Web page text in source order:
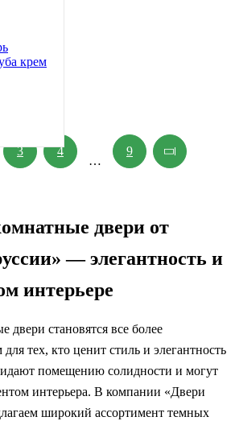
крем
3 4
…
9
двери от
— элегантность и
интерьере
становятся все более
тех, кто ценит стиль и элегантность
помещению солидности и могут
интерьера. В компании «Двери
широкий ассортимент темных